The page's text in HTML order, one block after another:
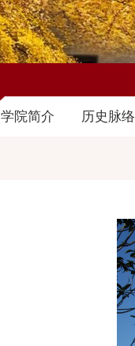
学院简介 历史脉络